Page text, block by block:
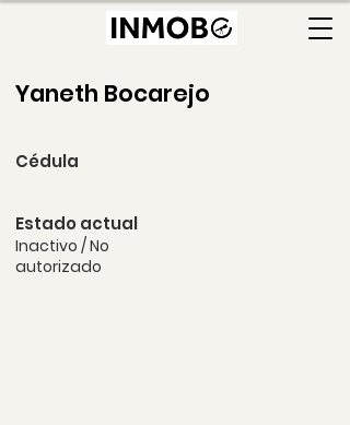
Yaneth Bocarejo
Cédula
Estado actual
Inactivo / No
autorizado